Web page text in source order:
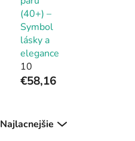
(40+) –
Symbol
lásky a
elegance
10
€58,16
Najlacnejšie